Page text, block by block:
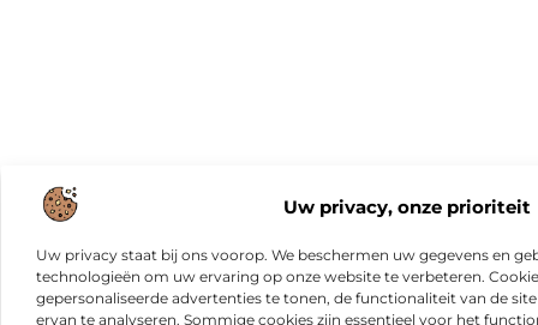
Uw privacy, onze prioriteit
Uw privacy staat bij ons voorop. We beschermen uw gegevens en
technologieën om uw ervaring op onze website te verbeteren.
gepersonaliseerde advertenties te tonen, de functionaliteit van de
ervan te analyseren. Sommige cookies zijn essentieel voor het